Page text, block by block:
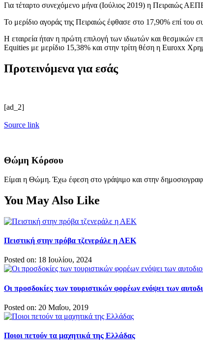
Για τέταρτο συνεχόμενο μήνα (Ιούλιος 2019) η Πειραιώς
Το μερίδιο αγοράς της Πειραιώς έφθασε στο 17,90% επί
Η εταιρεία ήταν η πρώτη επιλογή των ιδιωτών και θεσμικών
Equities με μερίδιο 15,38% και στην τρίτη θέση η Euroxx
Προτεινόμενα για εσάς
[ad_2]
Source link
Θώμη Κόρσου
Είμαι η Θώμη. Έχω έφεση στο γράψιμο και στην
You May Also Like
Πειστική στην πρόβα τζενεράλε η ΑΕΚ
Posted on: 18 Ιουλίου, 2024
Οι προσδοκίες των τουριστικών φορέων ενόψει των
Posted on: 20 Μαΐου, 2019
Ποιοι πετούν τα μαχητικά της Ελλάδας